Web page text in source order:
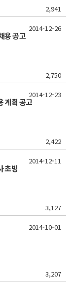
2,941
용 공고
2,750
2014-12-26
계획 공고
2,422
2014-12-23
초빙
3,127
2014-12-11
3,207
2014-10-01